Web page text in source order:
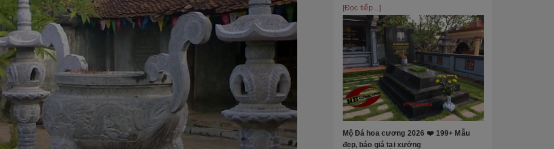
bất kỳ" việc chuẩn bị đầy đủ kiến thức về
các thủ tục, nghi lễ và xây dựng mộ
phầ...
[Đọc tiếp...]
Mộ Đá hoa cương 2026 ❤️ 199+ Mẫu
đẹp, báo giá tại xưởng